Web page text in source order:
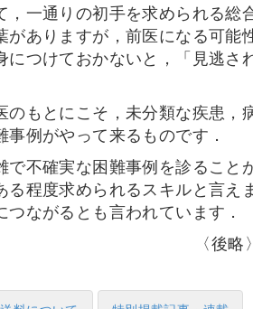
一通りの初手を求められる総
がありますが，前医になる可
につけておかないと，「見逃
のもとにこそ，未分類な疾患
例がやって来るものです．
で不確実な困難事例を診るこ
る程度求められるスキルと言
ながるとも言われています．
〈後略〉